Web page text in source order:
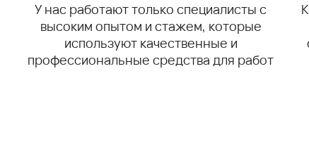
У нас работают только специалисты с
высоким опытом и стажем, которые
используют качественные и
профессиональные средства для работ